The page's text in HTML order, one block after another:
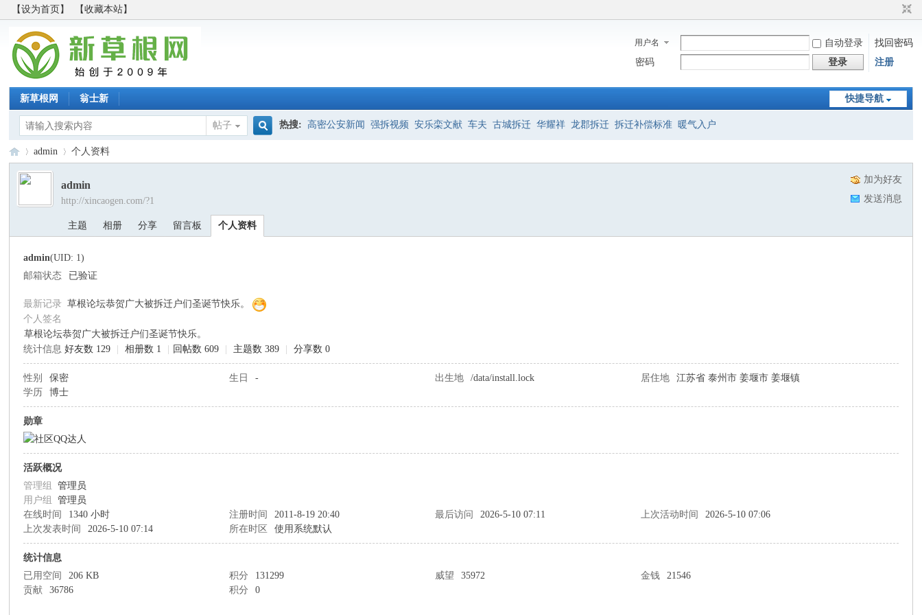
【设为首页】 【收藏本站】
用户名 自动登录
找回密码
密码
登录 注册
快捷导航
新草根网 翁士新
帖子 热搜: 高密公安新闻 强拆视频 安乐栾文献 车夫 古城拆迁 华耀祥 龙郡拆迁 拆迁补偿标准 暖气入户
新›
admin 个人资料
加为好友
发送消息
admin
http://xincaogen.com/?1
主题 相册 分享 留言板 个人资料
admin(UID: 1)
邮箱状态
已验证
最新记录草根论坛恭贺广大被拆迁户们圣诞节快乐。
个人签名
草根论坛恭贺广大被拆迁户们圣诞节快乐。
统计信息 好友数 129 相册数 1 回帖数 609 主题数 389 分享数 0
性别 保密 生日 - 出生地 /data/install.lock 居住地
江苏省 泰州市 姜堰市 姜堰镇
学历
博士
勋章
活跃概况
管理组管理员
用户组管理员
在线时间
1340 小时 注册时间 2011-8-19 20:40 最后访问 2026-5-10 07:11 上次活动时间
2026-5-10 07:06
上次发表时间
2026-5-10 07:14 所在时区 使用系统默认
统计信息
已用空间
206 KB 积分 131299 威望 35972 金钱
21546
贡献
36786 积分 0